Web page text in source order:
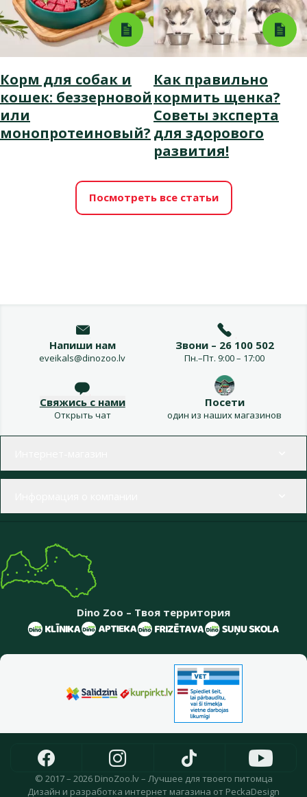
Корм для собак и
кошек: беззерновой
или
монопротеиновый?
Как правильно
кормить щенка?
Советы эксперта
для здорового
развития!
Посмотреть все статьи
Напиши нам
eveikals@dinozoo.lv
Звони – 26 100 502
Пн.–Пт. 9:00 – 17:00
Свяжись с нами
Открыть чат
Посети
один из наших магазинов
Dino Zoo – Твоя территория
© 2017 – 2026 DinoZoo.lv – Лучшее для твоего питомца
Дизайн и разработка интернет магазина от PeckaDesign